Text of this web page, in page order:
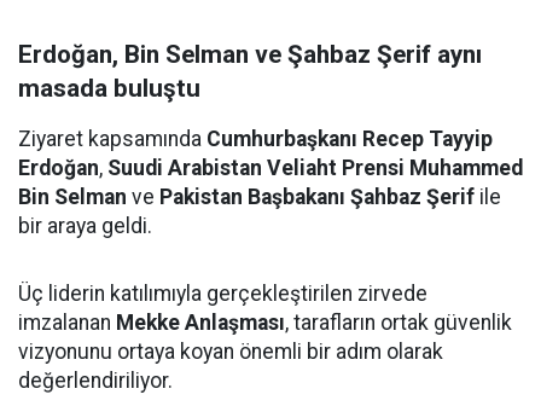
Erdoğan, Bin Selman ve Şahbaz Şerif aynı
masada buluştu
Ziyaret kapsamında Cumhurbaşkanı Recep Tayyip
Erdoğan, Suudi Arabistan Veliaht Prensi Muhammed
Bin Selman ve Pakistan Başbakanı Şahbaz Şerif ile
bir araya geldi.
Üç liderin katılımıyla gerçekleştirilen zirvede
imzalanan Mekke Anlaşması, tarafların ortak güvenlik
vizyonunu ortaya koyan önemli bir adım olarak
değerlendiriliyor.